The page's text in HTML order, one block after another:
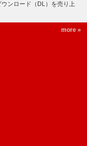
ンロード（DL）を売り上
more »